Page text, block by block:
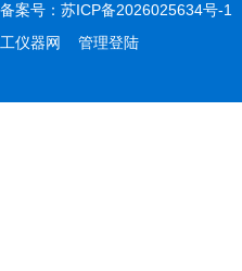
备案号： 苏ICP备2026025634号-1
工仪器网
管理登陆